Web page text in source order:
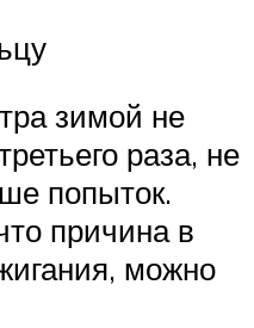
зимой не
раза, не
попыток.
причина в
можно